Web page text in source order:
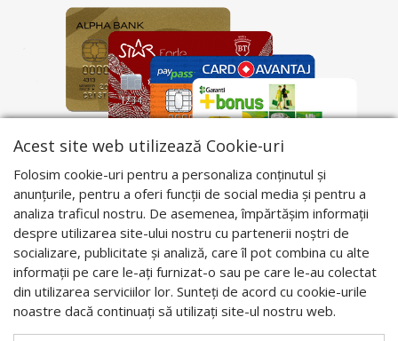
Acest site web utilizează Cookie-uri
Folosim cookie-uri pentru a personaliza conținutul și
anunțurile, pentru a oferi funcții de social media și pentru a
analiza traficul nostru. De asemenea, împărtășim informații
despre utilizarea site-ului nostru cu partenerii noștri de
socializare, publicitate și analiză, care îl pot combina cu alte
informații pe care le-ați furnizat-o sau pe care le-au colectat
din utilizarea serviciilor lor. Sunteți de acord cu cookie-urile
noastre dacă continuați să utilizați site-ul nostru web.